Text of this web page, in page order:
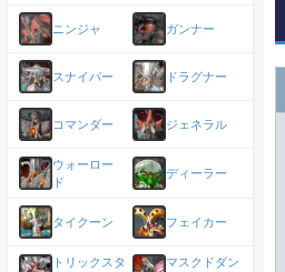
ニンジャ ガンナー
スナイパー ドラグナー
コマンダー ジェネラル
ウォーロー
ド
ディーラー
タイクーン フェイカー
トリックスタ
マスクドダン